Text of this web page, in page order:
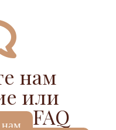
нам
или
FAQ